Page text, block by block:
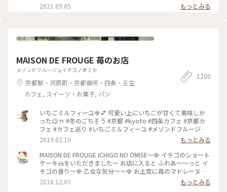
2021.09.05
もっとみる
MAISON DE FROUGE 苺のお店
メゾンドフルージュイチゴノオミセ
京都駅・河原町・京都御所・四条・壬生
カフェ, スイーツ・お菓子, パン
1200
いちごミルフィーユ🍓💕 可愛い上にいちごが甘くて美味しか
った😋🍴 #冬のごちそう #京都 #kyoto #四条カフェ #京都カ
フェ #カフェ巡り #いちごミルフィーユ #メゾンドフルージュ
#苺 #strawberry #ストロベリー #いちご大好き#お茶にしよう
2019.02.10
もっとみる
MAISON DE FROUGE ICHIGO NO OMISE〜🍓 イチゴのショート
ケーキ🍰をいただきました〜 お店に入ると ふわあ〜〜っと イ
チゴの香り〜🍓 乙女な気分〜〜🍓 お土産に苺のマドレーヌを
購入〜楽しみっ❤️ #京都#イチゴのお店#ショートケーキ
2018.12.05
もっとみる